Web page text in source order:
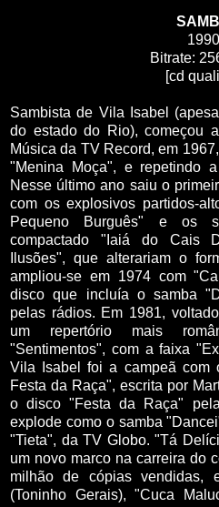
1990
Bitrate:
[cd
Sambista de Vila Isabel
do estado do Rio), começou
Música da TV Record, em
"Menina Moça", e repetindo
Nesse último ano saiu o
com os explosivos partidos-
Pequeno Burguês" e os
compactado "Iaiá do Cais
Ilusões", que alterariam o
ampliou-se em 1974 com
disco que incluía o samba
pelas rádios. Em 1981,
um repertório mais
"Sentimentos", com a faixa
Vila Isabel foi a campeã com
Festa da Raça", escrita por
o disco "Festa da Raça"
explode como o samba
"Tieta", da TV Globo. "Tá
um novo marco na carreira do
milhão de cópias vendidas,
(Toninho Gerais), "Cuca